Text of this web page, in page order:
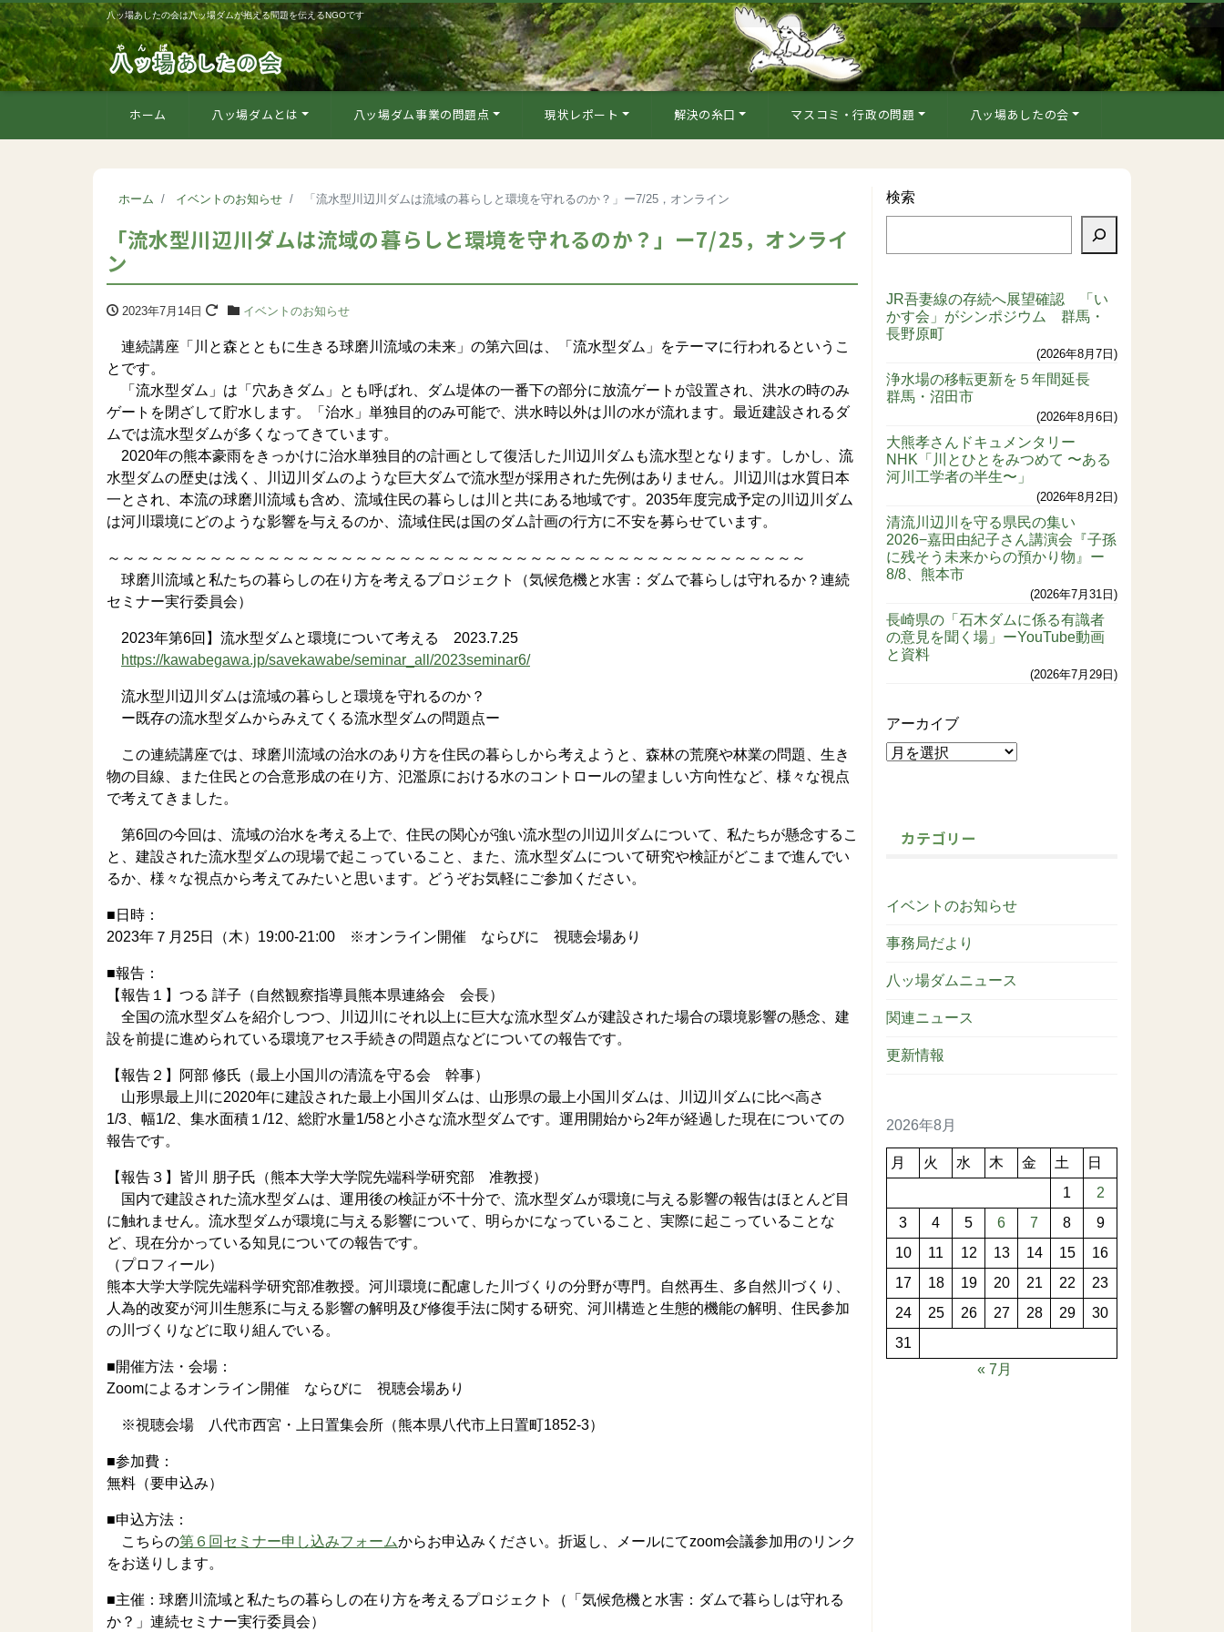
八ッ場あしたの会は八ッ場ダムが抱える問題を伝えるNGOです
ホーム 八ッ場ダムとは 八ッ場ダム事業の問題点 現状レポート 解決の糸口 マスコミ・行政の問題 八ッ場あしたの会
ホーム イベントのお知らせ 「流水型川辺川ダムは流域の暮らしと環境を守れるのか？」ー7/25，オンライン
「流水型川辺川ダムは流域の暮らしと環境を守れるのか？」ー7/25，オンライ
ン
2023年7月14日 イベントのお知らせ
連続講座「川と森とともに生きる球磨川流域の未来」の第六回は、「流水型ダム」をテーマに行われるというこ
とです。
「流水型ダム」は「穴あきダム」とも呼ばれ、ダム堤体の一番下の部分に放流ゲートが設置され、洪水の時のみ
ゲートを閉ざして貯水します。「治水」単独目的のみ可能で、洪水時以外は川の水が流れます。最近建設されるダ
ムでは流水型ダムが多くなってきています。
2020年の熊本豪雨をきっかけに治水単独目的の計画として復活した川辺川ダムも流水型となります。しかし、流
水型ダムの歴史は浅く、川辺川ダムのような巨大ダムで流水型が採用された先例はありません。川辺川は水質日本
一とされ、本流の球磨川流域も含め、流域住民の暮らしは川と共にある地域です。2035年度完成予定の川辺川ダム
は河川環境にどのような影響を与えるのか、流域住民は国のダム計画の行方に不安を募らせています。
～～～～～～～～～～～～～～～～～～～～～～～～～～～～～～～～～～～～～～～～～～～～～～～～
球磨川流域と私たちの暮らしの在り方を考えるプロジェクト（気候危機と水害：ダムで暮らしは守れるか？連続
セミナー実行委員会）
2023年第6回】流水型ダムと環境について考える 2023.7.25
https://kawabegawa.jp/savekawabe/seminar_all/2023seminar6/
流水型川辺川ダムは流域の暮らしと環境を守れるのか？
ー既存の流水型ダムからみえてくる流水型ダムの問題点ー
この連続講座では、球磨川流域の治水のあり方を住民の暮らしから考えようと、森林の荒廃や林業の問題、生き
物の目線、また住民との合意形成の在り方、氾濫原における水のコントロールの望ましい方向性など、様々な視点
で考えてきました。
第6回の今回は、流域の治水を考える上で、住民の関心が強い流水型の川辺川ダムについて、私たちが懸念するこ
と、建設された流水型ダムの現場で起こっていること、また、流水型ダムについて研究や検証がどこまで進んでい
るか、様々な視点から考えてみたいと思います。どうぞお気軽にご参加ください。
■日時：
2023年７月25日（木）19:00-21:00 ※オンライン開催 ならびに 視聴会場あり
■報告：
【報告１】つる 詳子（自然観察指導員熊本県連絡会 会長）
全国の流水型ダムを紹介しつつ、川辺川にそれ以上に巨大な流水型ダムが建設された場合の環境影響の懸念、建
設を前提に進められている環境アセス手続きの問題点などについての報告です。
【報告２】阿部 修氏（最上小国川の清流を守る会 幹事）
山形県最上川に2020年に建設された最上小国川ダムは、山形県の最上小国川ダムは、川辺川ダムに比べ高さ
1/3、幅1/2、集水面積１/12、総貯水量1/58と小さな流水型ダムです。運用開始から2年が経過した現在についての
報告です。
【報告３】皆川 朋子氏（熊本大学大学院先端科学研究部 准教授）
国内で建設された流水型ダムは、運用後の検証が不十分で、流水型ダムが環境に与える影響の報告はほとんど目
に触れません。流水型ダムが環境に与える影響について、明らかになっていること、実際に起こっていることな
ど、現在分かっている知見についての報告です。
（プロフィール）
熊本大学大学院先端科学研究部准教授。河川環境に配慮した川づくりの分野が専門。自然再生、多自然川づくり、
人為的改変が河川生態系に与える影響の解明及び修復手法に関する研究、河川構造と生態的機能の解明、住民参加
の川づくりなどに取り組んでいる。
■開催方法・会場：
Zoomによるオンライン開催 ならびに 視聴会場あり
※視聴会場 八代市西宮・上日置集会所（熊本県八代市上日置町1852-3）
■参加費：
無料（要申込み）
■申込方法：
こちらの第６回セミナー申し込みフォームからお申込みください。折返し、メールにてzoom会議参加用のリンク
をお送りします。
■主催：球磨川流域と私たちの暮らしの在り方を考えるプロジェクト（「気候危機と水害：ダムで暮らしは守れる
か？」連続セミナー実行委員会）
検索
JR吾妻線の存続へ展望確認 「い
かす会」がシンポジウム 群馬・
長野原町
2026年8月7日
浄水場の移転更新を５年間延長
群馬・沼田市
2026年8月6日
大熊孝さんドキュメンタリー
NHK「川とひとをみつめて 〜ある
河川工学者の半生〜」
2026年8月2日
清流川辺川を守る県民の集い
2026−嘉田由紀子さん講演会『子孫
に残そう未来からの預かり物』ー
8/8、熊本市
2026年7月31日
長崎県の「石木ダムに係る有識者
の意見を聞く場」ーYouTube動画
と資料
2026年7月29日
アーカイブ
カテゴリー
イベントのお知らせ
事務局だより
八ッ場ダムニュース
関連ニュース
更新情報
2026年8月
月 火 水 木 金 土
日
1
2
3
4 5 6 7 8
9
10
11 12 13 14 15
16
17
18 19 20 21 22
23
24
25 26 27 28 29
30
31
« 7月